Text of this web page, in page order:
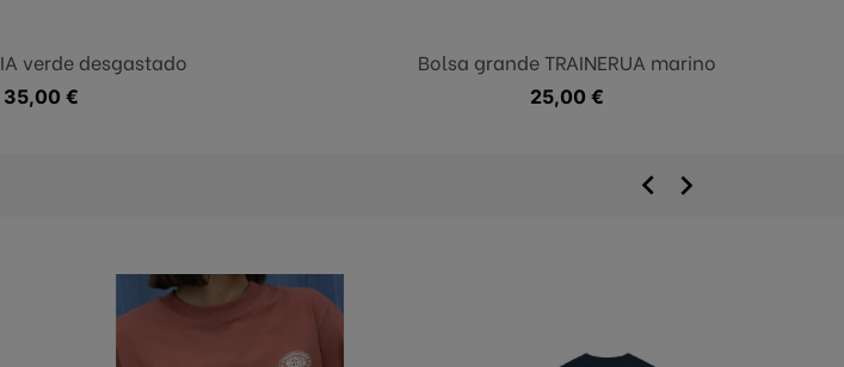
Verde desgastado
verde desgastado
Precio
35,00 €
Bolsa grande TRAINERUA marino
Precio
25,00 €
 